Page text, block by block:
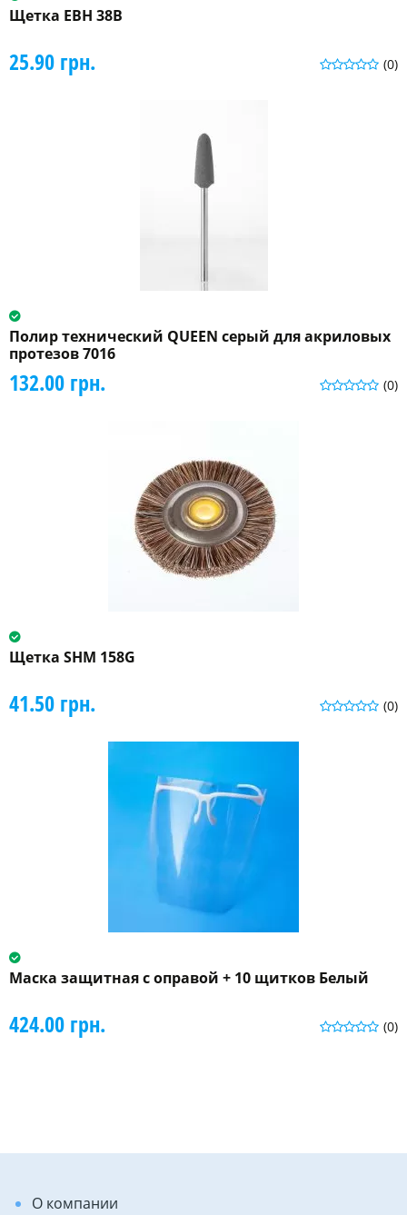
Щетка EBH 38B
(0)
25.90 грн.
Полир технический QUEEN серый для акриловых
протезов 7016
(0)
132.00 грн.
Щетка SHM 158G
(0)
41.50 грн.
Маска защитная с оправой + 10 щитков Белый
(0)
424.00 грн.
О компании